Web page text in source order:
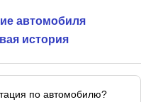
автомобиля
история
по автомобилю?